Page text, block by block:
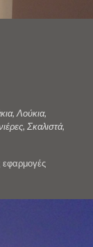
Λούκια,
Σκαλιστά,
εφαρμογές